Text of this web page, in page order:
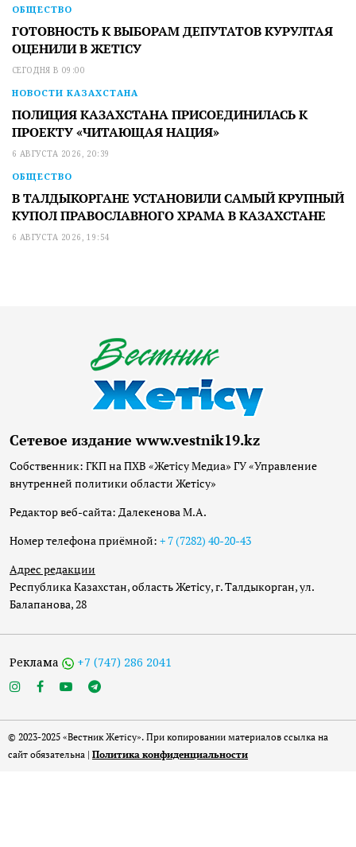
ОБЩЕСТВО
ГОТОВНОСТЬ К ВЫБОРАМ ДЕПУТАТОВ КУРУЛТАЯ
ОЦЕНИЛИ В ЖЕТІСУ
СЕГОДНЯ В 09:00
НОВОСТИ КАЗАХСТАНА
ПОЛИЦИЯ КАЗАХСТАНА ПРИСОЕДИНИЛАСЬ К
ПРОЕКТУ «ЧИТАЮЩАЯ НАЦИЯ»
6 АВГУСТА 2026, 20:39
ОБЩЕСТВО
В ТАЛДЫКОРГАНЕ УСТАНОВИЛИ САМЫЙ КРУПНЫЙ
КУПОЛ ПРАВОСЛАВНОГО ХРАМА В КАЗАХСТАНЕ
6 АВГУСТА 2026, 19:54
Сетевое издание www.vestnik19.kz
Собственник: ГКП на ПХВ «Жетісу Медиа» ГУ «Управление
внутренней политики области Жетісу»
Редактор веб-сайта: Далекенова М.А.
Номер телефона приёмной: + 7 (7282) 40-20-43
Адрес редакции
Республика Казахстан, область Жетісу, г. Талдыкорган, ул.
Балапанова, 28
Реклама +7 (747) 286 2041
© 2023-2025 «Вестник Жетісу». При копировании материалов ссылка на
сайт обязательна | Политика конфиденциальности